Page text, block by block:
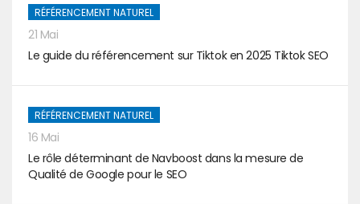
RÉFÉRENCEMENT NATUREL
21 Mai
Le guide du référencement sur Tiktok en 2025 Tiktok SEO
RÉFÉRENCEMENT NATUREL
16 Mai
Le rôle déterminant de Navboost dans la mesure de
Qualité de Google pour le SEO